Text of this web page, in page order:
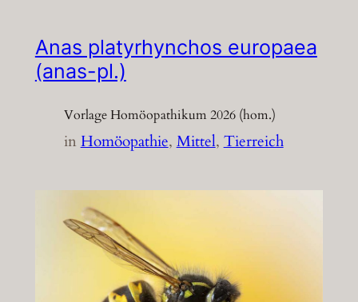
Anas platyrhynchos europaea
(anas-pl.)
Vorlage Homöopathikum 2026 (hom.)
inHomöopathie, Mittel, Tierreich